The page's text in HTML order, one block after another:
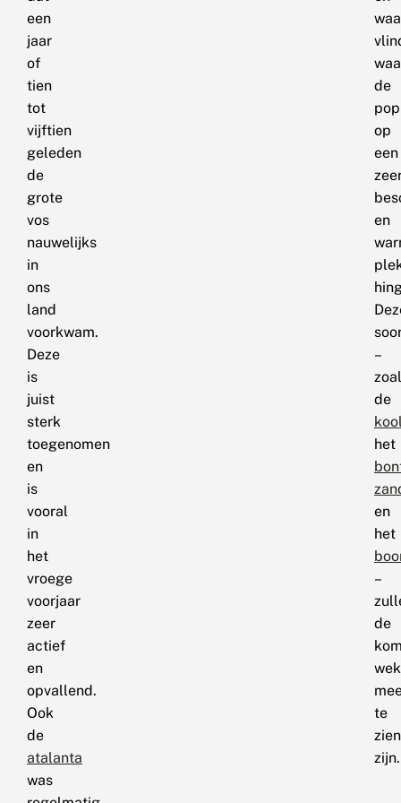
een
jaar
of
tien
tot
vijftien
geleden
de
grote
vos
nauwelijks
in
ons
land
voorkwam.
Deze
is
juist
sterk
toegenomen
en
is
vooral
in
het
vroege
voorjaar
zeer
actief
en
opvallend.
Ook
de
atalanta
was
de
pop
op
een
en
–
de
het
en
het
–
de
te
zien
zijn.